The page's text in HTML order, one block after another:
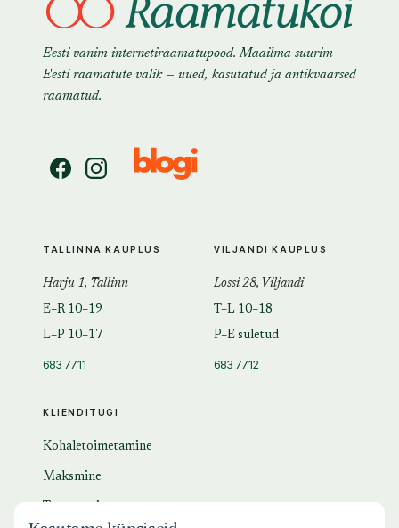
Eesti vanim internetiraamatupood. Maailma suurim
Eesti raamatute valik — uued, kasutatud ja antikvaarsed
raamatud.
KLIENDITUGI
Kohaletoimetamine
Maksmine
TALLINNA KAUPLUS
Harju 1, Tallinn
E–R 10–19
L–P 10–17
683 7711
VILJANDI KAUPLUS
Lossi 28, Viljandi
T–L 10–18
P–E suletud
683 7712